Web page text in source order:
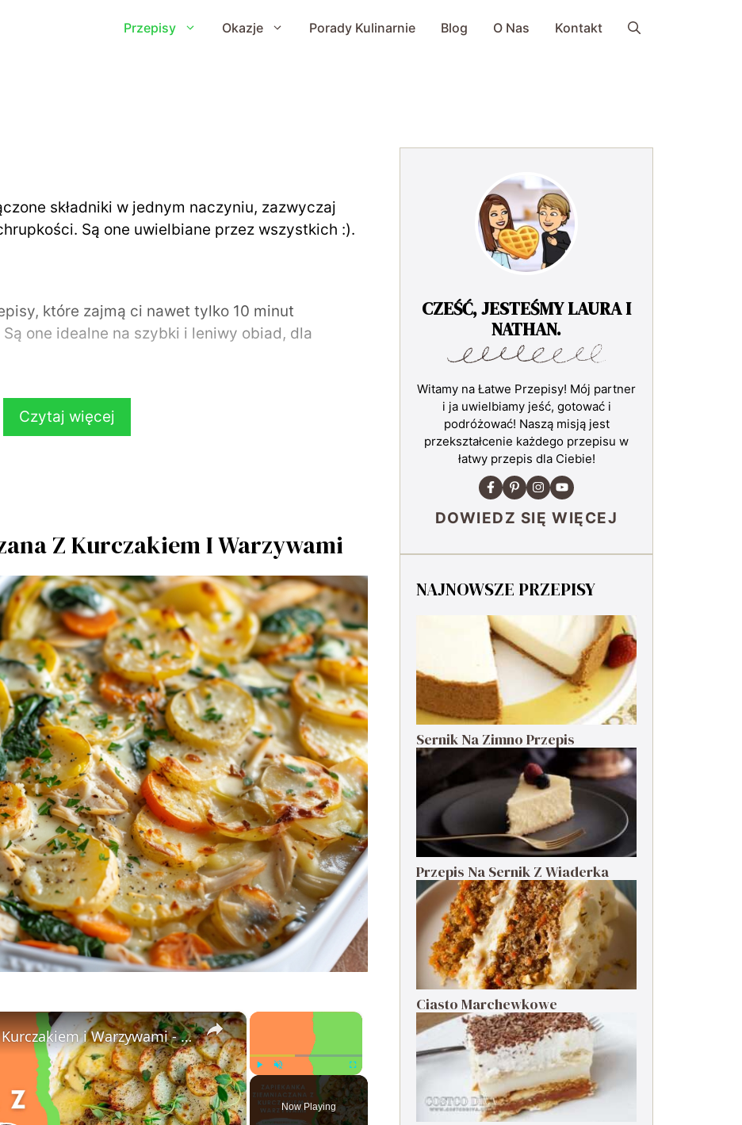
Przepisy Okazje Porady Kulinarnie Blog O Nas Kontakt
składniki w jednym naczyniu, zazwyczaj
Są one uwielbiane przez wszystkich :).
które zajmą ci nawet tylko 10 minut
one idealne na szybki i leniwy obiad, dla
warzywna i ziemniaczana to tylko kilka z
Czytaj więcej
Z Kurczakiem I Warzywami
×
Fullscreen
Now Playing
×
Zapiekanka Ziemniaczana z Kurczakiem i Warzywami - LatwePrzepisy.com
CZEŚĆ, JESTEŚMY LAURA I
NATHAN.
Witamy na Łatwe Przepisy! Mój partner
i ja uwielbiamy jeść, gotować i
podróżować! Naszą misją jest
przekształcenie każdego przepisu w
łatwy przepis dla Ciebie!
DOWIEDZ SIĘ WIĘCEJ
NAJNOWSZE PRZEPISY
Sernik Na Zimno Przepis
Przepis Na Sernik Z Wiaderka
Ciasto Marchewkowe